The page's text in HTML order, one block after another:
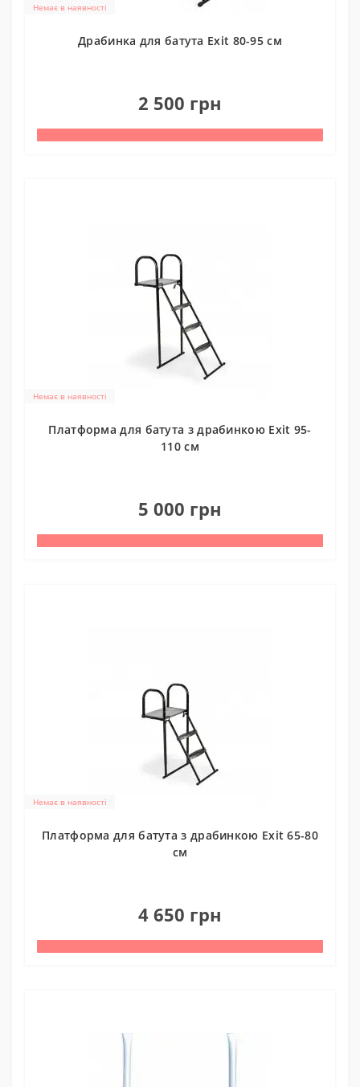
Немає в наявності
Драбинка для батута Exit 80-95 см
2 500 грн
Немає в наявності
Платформа для батута з драбинкою Exit 95-
110 см
5 000 грн
Немає в наявності
Платформа для батута з драбинкою Exit 65-80
см
4 650 грн